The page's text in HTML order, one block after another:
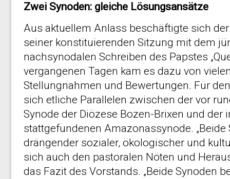
Zwei Synoden: gleiche Lösungsansätze
Aus aktuellem Anlass beschäftigte sich
seiner konstituierenden Sitzung mit dem
nachsynodalen Schreiben des Papstes
vergangenen Tagen kam es dazu von
Stellungnahmen und Bewertungen. Für
sich etliche Parallelen zwischen der vor
Synode der Diözese Bozen-Brixen und der
stattgefundenen Amazonassynode.
drängender sozialer, ökologischer und
sich auch den pastoralen Nöten und
das Fazit des Vorstands. „Beide Synoden